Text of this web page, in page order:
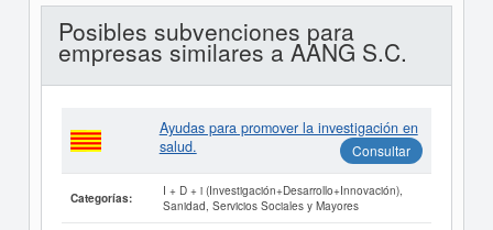
Posibles subvenciones para
empresas similares a AANG S.C.
Ayudas para promover la investigación en
salud.
Consultar
Categorías:
I + D + i (Investigación+Desarrollo+Innovación),
Sanidad, Servicios Sociales y Mayores